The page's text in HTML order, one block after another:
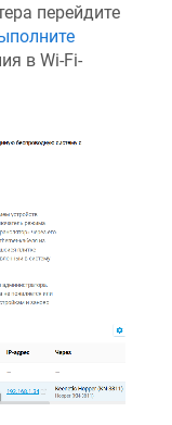
перейдите
в Wi-Fi-